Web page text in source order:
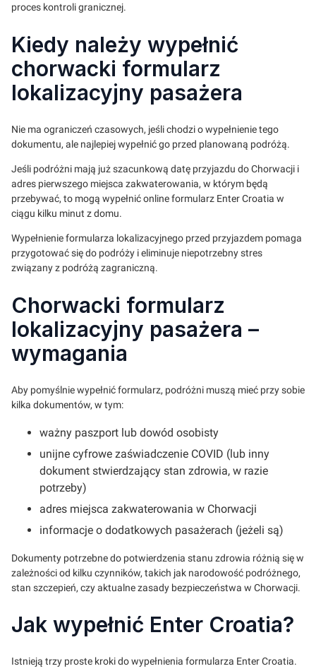
proces kontroli granicznej.
Kiedy należy wypełnić
chorwacki formularz
lokalizacyjny pasażera
Nie ma ograniczeń czasowych, jeśli chodzi o wypełnienie tego
dokumentu, ale najlepiej wypełnić go przed planowaną podróżą.
Jeśli podróżni mają już szacunkową datę przyjazdu do Chorwacji i
adres pierwszego miejsca zakwaterowania, w którym będą
przebywać, to mogą wypełnić online formularz Enter Croatia w
ciągu kilku minut z domu.
Wypełnienie formularza lokalizacyjnego przed przyjazdem pomaga
przygotować się do podróży i eliminuje niepotrzebny stres
związany z podróżą zagraniczną.
Chorwacki formularz
lokalizacyjny pasażera –
wymagania
Aby pomyślnie wypełnić formularz, podróżni muszą mieć przy sobie
kilka dokumentów, w tym:
ważny paszport lub dowód osobisty
unijne cyfrowe zaświadczenie COVID (lub inny
dokument stwierdzający stan zdrowia, w razie
potrzeby)
adres miejsca zakwaterowania w Chorwacji
informacje o dodatkowych pasażerach (jeżeli są)
Dokumenty potrzebne do potwierdzenia stanu zdrowia różnią się w
zależności od kilku czynników, takich jak narodowość podróżnego,
stan szczepień, czy aktualne zasady bezpieczeństwa w Chorwacji.
Jak wypełnić Enter Croatia?
Istnieją trzy proste kroki do wypełnienia formularza Enter Croatia.